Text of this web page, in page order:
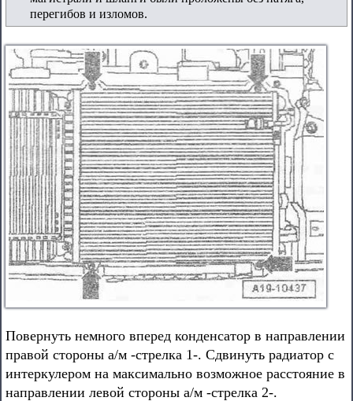
перегибов и изломов.
Повернуть немного вперед конденсатор в направлении
правой стороны а/м -стрелка 1-. Сдвинуть радиатор с
интеркулером на максимально возможное расстояние в
направлении левой стороны а/м -стрелка 2-.